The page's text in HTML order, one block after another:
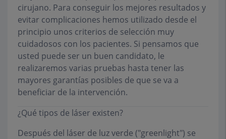
cirujano. Para conseguir los mejores resultados y
evitar complicaciones hemos utilizado desde el
principio unos criterios de selección muy
cuidadosos con los pacientes. Si pensamos que
usted puede ser un buen candidato, le
realizaremos varias pruebas hasta tener las
mayores garantías posibles de que se va a
beneficiar de la intervención.
¿Qué tipos de láser existen?
Después del láser de luz verde ("greenlight") se